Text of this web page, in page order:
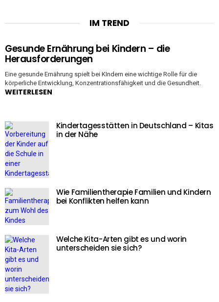
IM TREND
Gesunde Ernährung bei Kindern – die
Herausforderungen
Eine gesunde Ernährung spielt bei KIndern eine wichtige Rolle für die
körperliche Entwicklung, Konzentrationsfähigkeit und die Gesundheit.
WEITERLESEN
Kindertagesstätten in Deutschland – Kitas
in der Nähe
Wie Familientherapie Familien und Kindern
bei Konflikten helfen kann
Welche Kita-Arten gibt es und worin
unterscheiden sie sich?